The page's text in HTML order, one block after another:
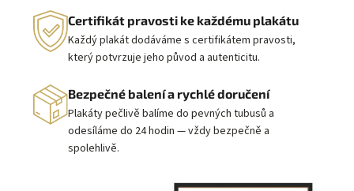
Certifikát pravosti ke každému plakátu
Každý plakát dodáváme s certifikátem pravosti,
který potvrzuje jeho původ a autenticitu.
Bezpečné balení a rychlé doručení
Plakáty pečlivě balíme do pevných tubusů a
odesíláme do 24 hodin — vždy bezpečně a
spolehlivě.